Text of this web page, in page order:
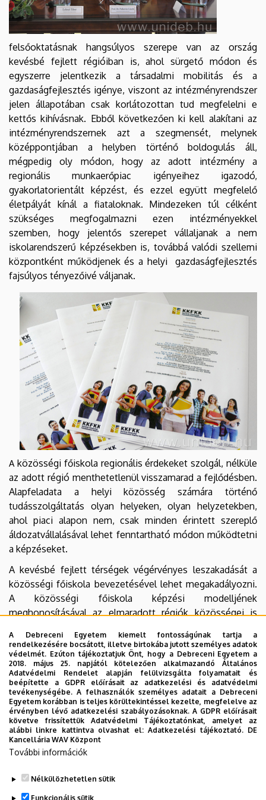
felsőoktatásnak hangsúlyos szerepe van az ország
kevésbé fejlett régióiban is, ahol sürgető módon és
egyszerre jelentkezik a társadalmi mobilitás és a
gazdaságfejlesztés igénye, viszont az intézményrendszer
jelen állapotában csak korlátozottan tud megfelelni e
kettős kihívásnak. Ebből következően ki kell alakítani az
intézményrendszernek azt a szegmensét, melynek
középpontjában a helyben történő boldogulás áll,
mégpedig oly módon, hogy az adott intézmény a
regionális munkaerőpiac igényeihez igazodó,
gyakorlatorientált képzést, és ezzel együtt megfelelő
életpályát kínál a fiataloknak. Mindezeken túl célként
szükséges megfogalmazni ezen intézményekkel
szemben, hogy jelentős szerepet vállaljanak a nem
iskolarendszerű képzésekben is, továbbá valódi szellemi
központként működjenek és a helyi gazdaságfejlesztés
fajsúlyos tényezőivé váljanak.
A közösségi főiskola regionális érdekeket szolgál, nélküle
az adott régió menthetetlenül visszamarad a fejlődésben.
Alapfeladata a helyi közösség számára történő
tudásszolgáltatás olyan helyeken, olyan helyzetekben,
ahol piaci alapon nem, csak minden érintett szereplő
áldozatvállalásával lehet fenntartható módon működtetni
a képzéseket.
A kevésbé fejlett térségek végérvényes leszakadását a
közösségi főiskola bevezetésével lehet megakadályozni.
A közösségi főiskola képzési modelljének
meghonosításával az elmaradott régiók közösségei is
biztosítja számukra elsősorban a helyben történő
boldogulást. (forrás: Fokozatváltás a felsőoktatásban)
2016 szeptemberétől kezdte meg aKisvárda Közösségi
Felsőoktatási Képzési Központ(KKFKK) a működését,
ahol a Debreceni Egyetem képzésein vehetnek részt a
hallgatók. 2020 szeptemberétől aNyírbátor Közösségi
Felsőoktatási Képzési Központbanmeghirdetett
képzéseinkkel is hozzájárulunk a régióban jelentkező
A Debreceni Egyetem kiemelt fontosságúnak tartja a
rendelkezésére bocsátott, illetve birtokába jutott személyes adatok
védelmét. Ezúton tájékoztatjuk Önt, hogy a Debreceni Egyetem a
2018. május 25. napjától kötelezően alkalmazandó Általános
Adatvédelmi Rendelet alapján felülvizsgálta folyamatait és
beépítette a GDPR előírásait az adatkezelési és adatvédelmi
tevékenységébe. A felhasználók személyes adatait a Debreceni
Egyetem korábban is teljes körültekintéssel kezelte, megfelelve az
érvényben lévő adatkezelési szabályozásoknak. A GDPR előírásait
követve frissítettük Adatvédelmi Tájékoztatónkat, amelyet az
alábbi linkre kattintva olvashat el:Adatkezelési tájékoztató. DE
Kancellária WAV Központ
További információk
Nélkülözhetetlen sütik
Funkcionális sütik